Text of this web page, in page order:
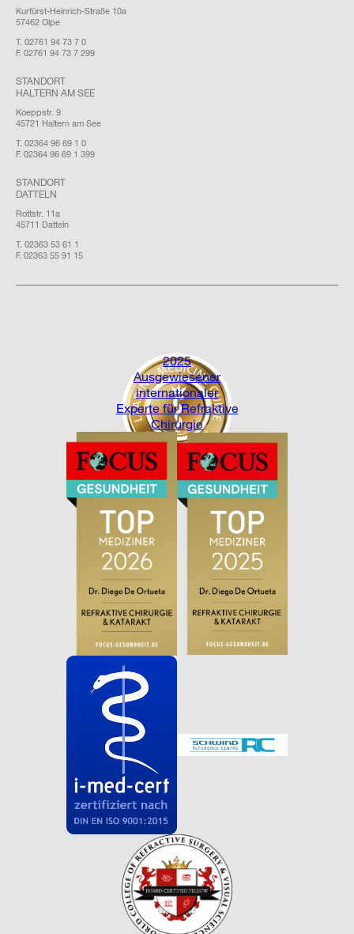
Kurfürst-Heinrich-Straße 10a
57462 Olpe
T. 02761 94 73 7 0
F. 02761 94 73 7 299
STANDORT
HALTERN AM SEE
Koeppstr. 9
45721 Haltern am See
T. 02364 96 69 1 0
F. 02364 96 69 1 399
STANDORT
DATTELN
Rottstr. 11a
45711 Datteln
T. 02363 53 61 1
F. 02363 55 91 15
2025
Ausgewiesener
internationaler
Experte für Refraktive
Chirurgie